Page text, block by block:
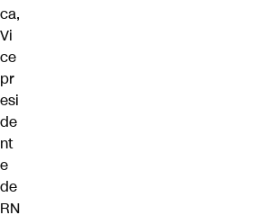
ca,
Vi
ce
pr
esi
de
nt
e
de
RN